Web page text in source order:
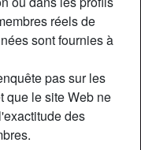
réels de
sont fournies à
pas sur les
que le site Web ne
des
en boite à
déjà vu ou même
de vie c’est
mon daron il à pas
de bosser hihi!